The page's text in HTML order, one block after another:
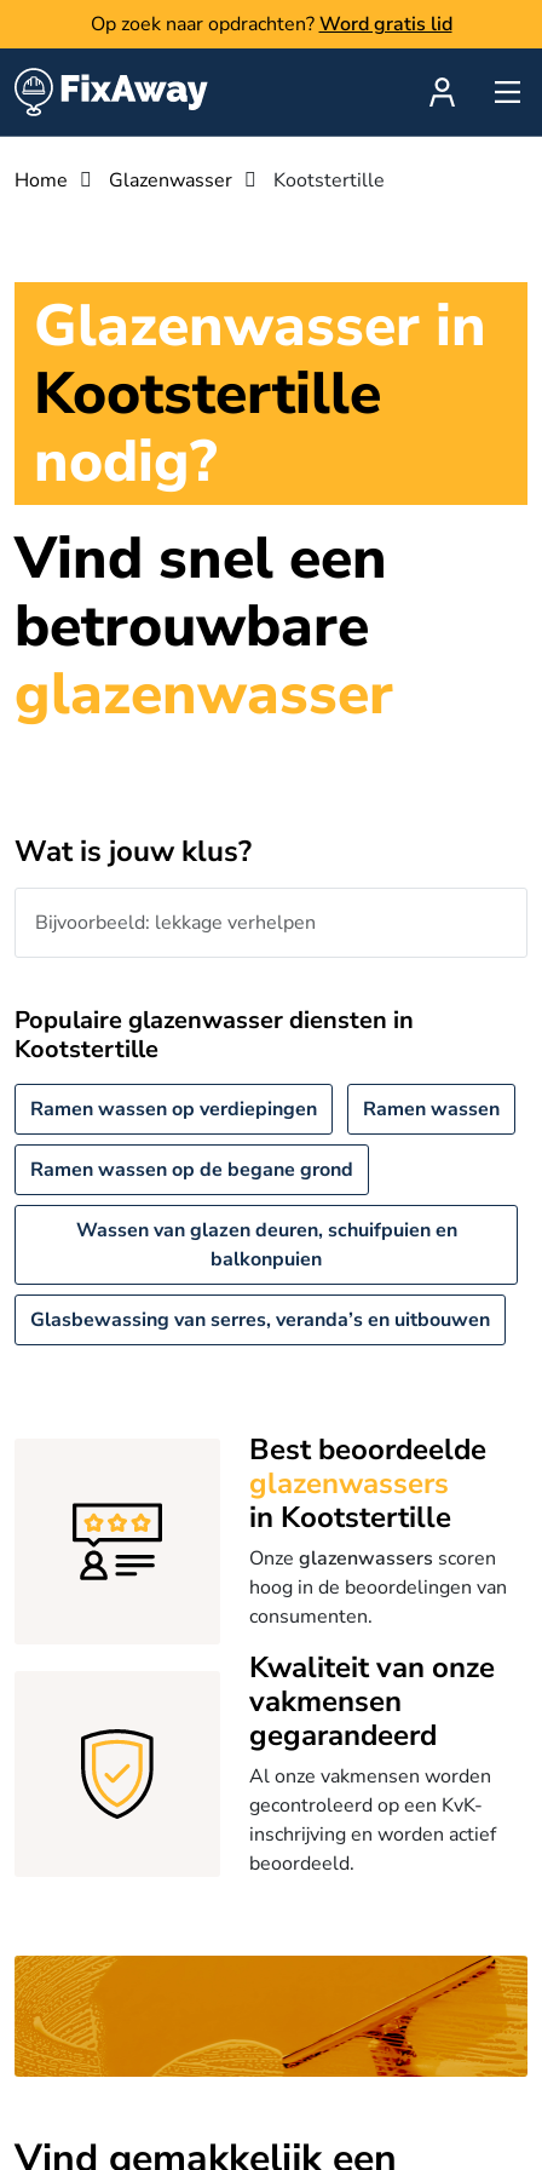
Op zoek naar opdrachten? Word gratis lid
Home Glazenwasser Kootstertille
Glazenwasser in
Kootstertille
nodig?
Vind snel een
betrouwbare
glazenwasser
Wat is jouw klus?
Populaire glazenwasser diensten in
Kootstertille
Ramen wassen op verdiepingen Ramen wassen
Ramen wassen op de begane grond
Wassen van glazen deuren, schuifpuien en
balkonpuien
Glasbewassing van serres, veranda’s en uitbouwen
Best beoordeelde
glazenwassers
in Kootstertille
Onze glazenwassers scoren
hoog in de beoordelingen van
consumenten.
Kwaliteit van onze
vakmensen
gegarandeerd
Al onze vakmensen worden
gecontroleerd op een KvK-
inschrijving en worden actief
beoordeeld.
Vind gemakkelijk een